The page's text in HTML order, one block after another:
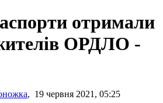
отримали
ОРДЛО -
, 19 червня 2021, 05:25